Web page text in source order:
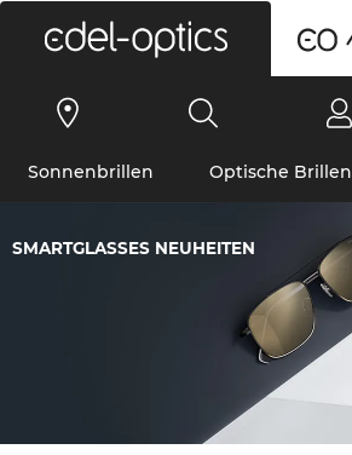
Sonnenbrillen Optische Brillen
SMARTGLASSES NEUHEITEN